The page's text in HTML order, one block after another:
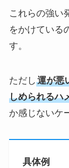
これらの強い
をかけている
す。
ただし 運が悪
しめられるハ
か感じないケ
具体例